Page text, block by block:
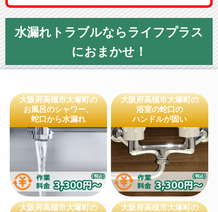
水漏れトラブルならライフプラス
におまかせ！
大阪府高槻市大塚町の
お風呂のシャワー、
蛇口から水漏れ
大阪府高槻市大塚町の
浴室の蛇口の
ハンドルが固い
大阪府高槻市大塚町の
大阪府高槻市大塚町の